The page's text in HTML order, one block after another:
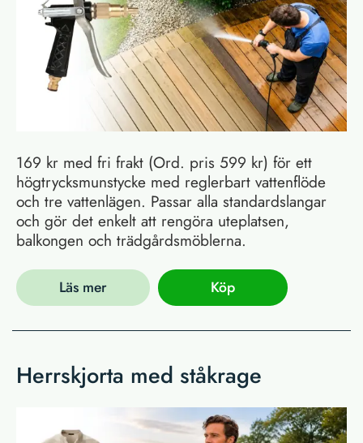
169 kr med fri frakt (Ord. pris 599 kr) för ett
högtrycksmunstycke med reglerbart vattenflöde
och tre vattenlägen. Passar alla standardslangar
och gör det enkelt att rengöra uteplatsen,
balkongen och trädgårdsmöblerna.
Läs mer Köp
Herrskjorta med ståkrage